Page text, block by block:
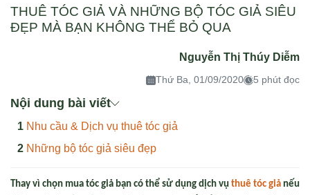
THUÊ TÓC GIẢ VÀ NHỮNG BỘ TÓC GIẢ SIÊU
ĐẸP MÀ BẠN KHÔNG THỂ BỎ QUA
Nguyễn Thị Thúy Diễm
Thứ Ba, 01/09/2020 5 phút đọc
Nội dung bài viết
Nhu cầu & Dịch vụ thuê tóc giả
Những bộ tóc giả siêu đẹp
Thay vì chọn mua tóc giả bạn có thể sử dụng dịch vụ thuê tóc giả nếu